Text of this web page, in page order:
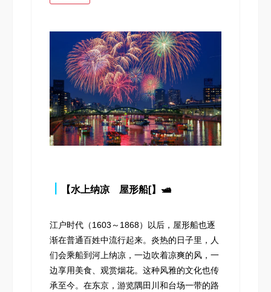
【水上纳凉 屋形船[】🛥️
江户时代（1603～1868）以后，屋形船也逐
渐在普通百姓中流行起来。炎热的日子里，人
们会乘船到河上纳凉，一边吹着凉爽的风，一
边享用美食、观赏烟花。这种风雅的文化也传
承至今。在东京，游览隅田川和台场一带的路